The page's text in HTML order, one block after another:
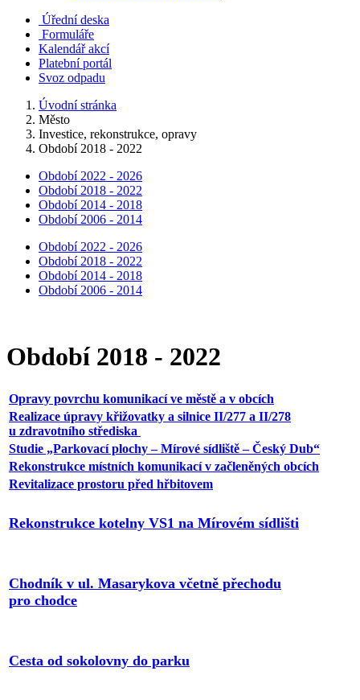
Úřední deska
Formuláře
Kalendář akcí
Platební portál
Svoz odpadu
Úvodní stránka
Město
Investice, rekonstrukce, opravy
Období 2018 - 2022
Období 2022 - 2026
Období 2018 - 2022
Období 2014 - 2018
Období 2006 - 2014
Období 2022 - 2026
Období 2018 - 2022
Období 2014 - 2018
Období 2006 - 2014
Období 2018 - 2022
Opravy povrchu komunikací ve městě a v obcích
Realizace úpravy křižovatky a silnice II/277 a II/278
u zdravotního střediska
Studie „Parkovací plochy – Mírové sídliště – Český Dub“
Rekonstrukce místních komunikací v začleněných obcích
Revitalizace prostoru před hřbitovem
Rekonstrukce kotelny VS1 na Mírovém sídlišti
Chodník v ul. Masarykova včetně přechodu
pro chodce
Cesta od sokolovny do parku